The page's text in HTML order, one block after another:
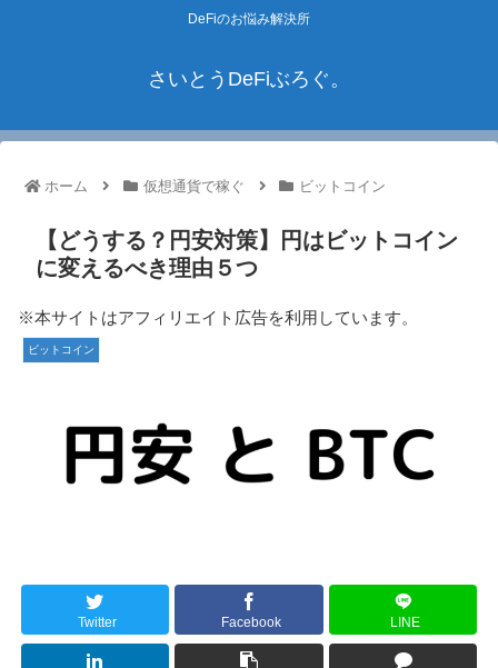
DeFiのお悩み解決所
さいとうDeFiぶろぐ。
ホーム 仮想通貨で稼ぐ ビットコイン
【どうする？円安対策】円はビットコイン
に変えるべき理由５つ
※本サイトはアフィリエイト広告を利用しています。
ビットコイン
Twitter Facebook LINE